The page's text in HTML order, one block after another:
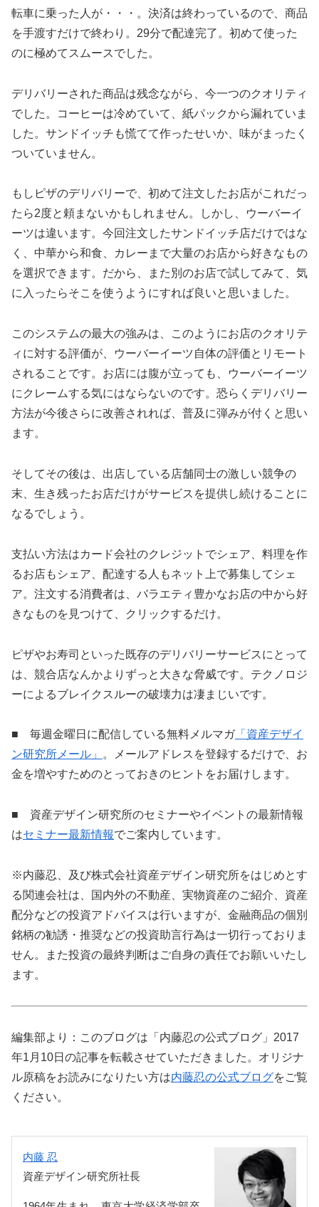
転車に乗った人が・・・。決済は終わっているので、商品
を手渡すだけで終わり。29分で配達完了。初めて使った
のに極めてスムースでした。
デリバリーされた商品は残念ながら、今一つのクオリティ
でした。コーヒーは冷めていて、紙パックから漏れていま
した。サンドイッチも慌てて作ったせいか、味がまったく
ついていません。
もしピザのデリバリーで、初めて注文したお店がこれだっ
たら2度と頼まないかもしれません。しかし、ウーバーイ
ーツは違います。今回注文したサンドイッチ店だけではな
く、中華から和食、カレーまで大量のお店から好きなもの
を選択できます。だから、また別のお店で試してみて、気
に入ったらそこを使うようにすれば良いと思いました。
このシステムの最大の強みは、このようにお店のクオリテ
ィに対する評価が、ウーバーイーツ自体の評価とリモート
されることです。お店には腹が立っても、ウーバーイーツ
にクレームする気にはならないのです。恐らくデリバリー
方法が今後さらに改善されれば、普及に弾みが付くと思い
ます。
そしてその後は、出店している店舗同士の激しい競争の
末、生き残ったお店だけがサービスを提供し続けることに
なるでしょう。
支払い方法はカード会社のクレジットでシェア、料理を作
るお店もシェア、配達する人もネット上で募集してシェ
ア。注文する消費者は、バラエティ豊かなお店の中から好
きなものを見つけて、クリックするだけ。
ピザやお寿司といった既存のデリバリーサービスにとって
は、競合店なんかよりずっと大きな脅威です。テクノロジ
ーによるブレイクスルーの破壊力は凄まじいです。
■ 毎週金曜日に配信している無料メルマガ「資産デザイ
ン研究所メール」 。メールアドレスを登録するだけで、お
金を増やすためのとっておきのヒントをお届けします。
■ 資産デザイン研究所のセミナーやイベントの最新情報
はセミナー最新情報でご案内しています。
※内藤忍、及び株式会社資産デザイン研究所をはじめとす
る関連会社は、国内外の不動産、実物資産のご紹介、資産
配分などの投資アドバイスは行いますが、金融商品の個別
銘柄の勧誘・推奨などの投資助言行為は一切行っておりま
せん。また投資の最終判断はご自身の責任でお願いいたし
ます。
編集部より：このブログは「内藤忍の公式ブログ」2017
年1月10日の記事を転載させていただきました。オリジナ
ル原稿をお読みになりたい方は内藤忍の公式ブログをご覧
ください。
内藤 忍
資産デザイン研究所社長